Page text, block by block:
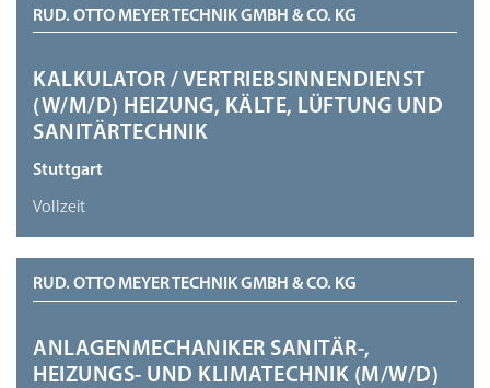
RUD. OTTO MEYER TECHNIK GMBH & CO. KG
KALKULATOR / VERTRIEBSINNENDIENST
(W/M/D) HEIZUNG, KÄLTE, LÜFTUNG UND
SANITÄRTECHNIK
Stuttgart
Vollzeit
RUD. OTTO MEYER TECHNIK GMBH & CO. KG
ANLAGENMECHANIKER SANITÄR-,
HEIZUNGS- UND KLIMATECHNIK (M/W/D)